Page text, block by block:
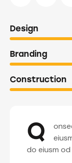
Design
Branding
Construction
Q
do eiusm